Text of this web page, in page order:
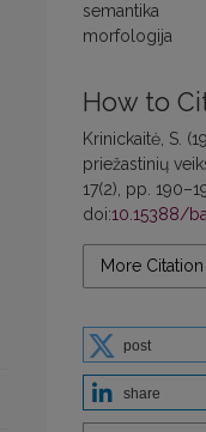
semantika
morfologija
How to
Krinickaitė, S.
priežastinių
17(2), pp.
doi:10.15388/
More
post
share